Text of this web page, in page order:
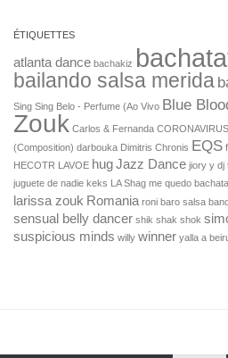
ÉTIQUETTES
atlanta dance bachakiz
bailando salsa merida
Sing Sing Belo - Perfume (Ao Vivo Blue
Zouk Carlos & Fernanda CORONAVIRUS
(Composition) darbouka Dimitris Chronis EQS
HECOTR LAVOE hugJazz Dance jiory y dj
juguete de nadie keks LA Shag me quedo
larissa zouk Romania roni baro salsa
sensual belly dancer shik shak shok
suspicious minds willy winner yalla a